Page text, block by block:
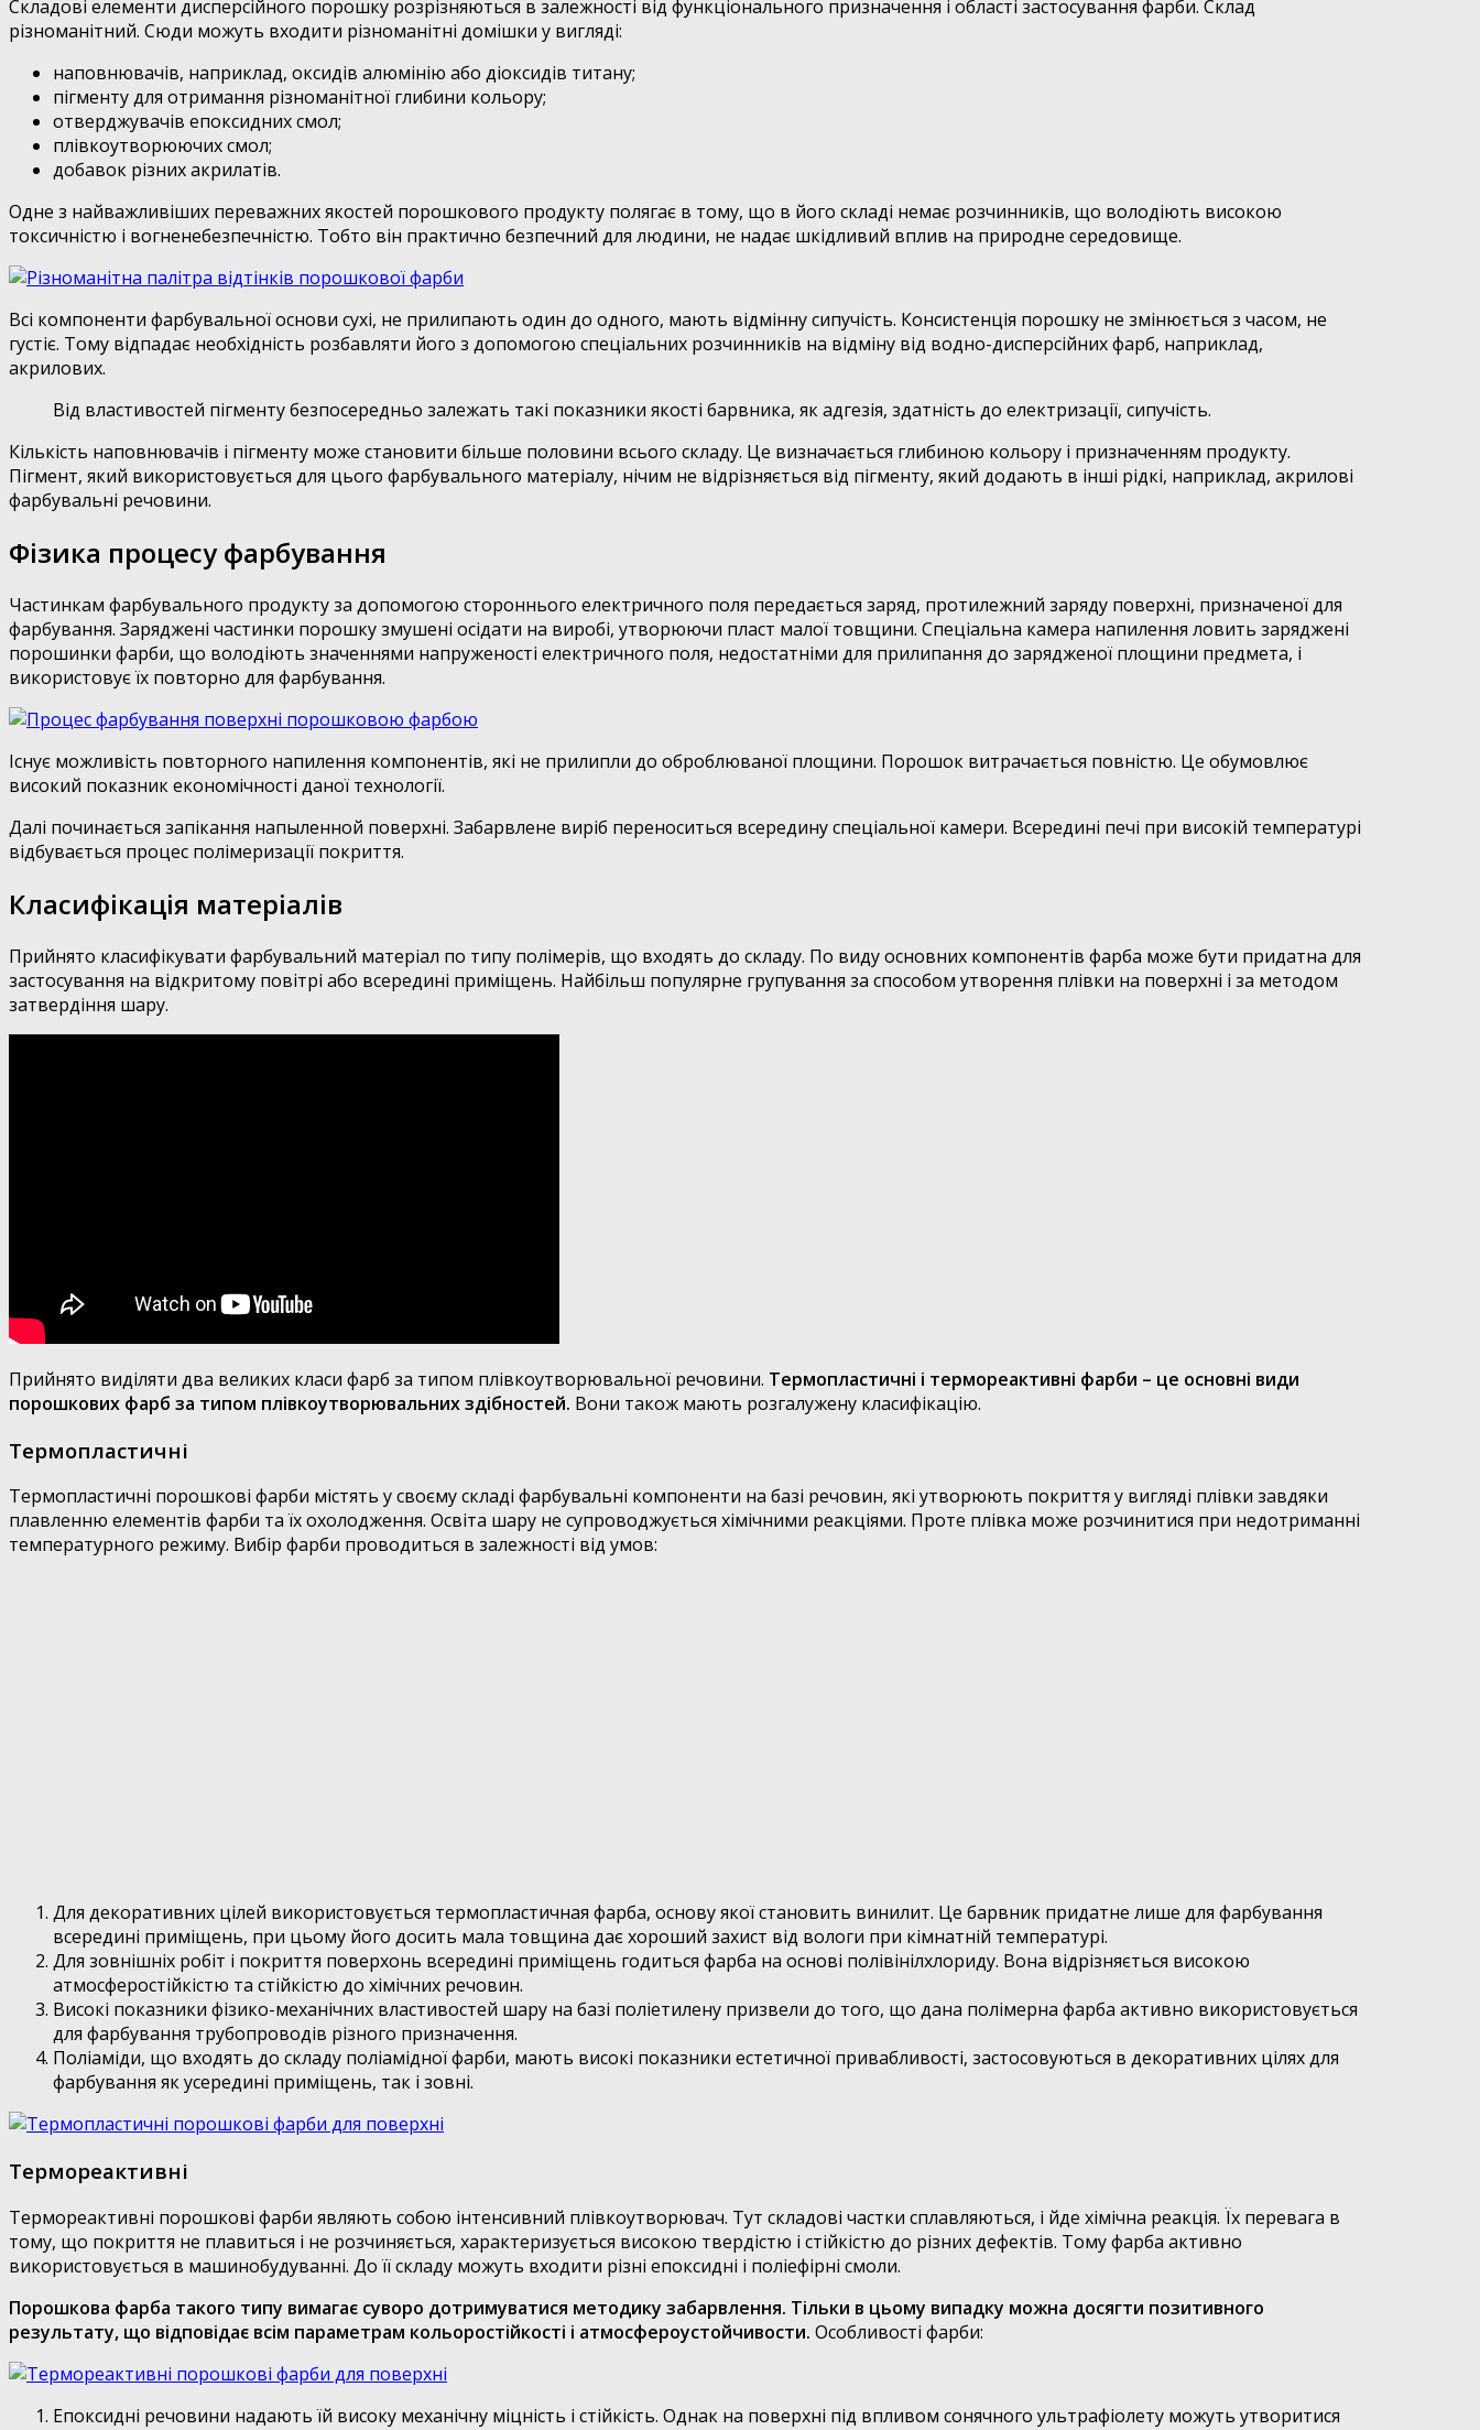
Складові елементи дисперсійного порошку розрізняються в залежності від функціонального призначення і області застосування фарби. Склад
різноманітний. Сюди можуть входити різноманітні домішки у вигляді:
наповнювачів, наприклад, оксидів алюмінію або діоксидів титану;
пігменту для отримання різноманітної глибини кольору;
отверджувачів епоксидних смол;
плівкоутворюючих смол;
добавок різних акрилатів.
Одне з найважливіших переважних якостей порошкового продукту полягає в тому, що в його складі немає розчинників, що володіють високою
токсичністю і вогненебезпечністю. Тобто він практично безпечний для людини, не надає шкідливий вплив на природне середовище.
Всі компоненти фарбувальної основи сухі, не прилипають один до одного, мають відмінну сипучість. Консистенція порошку не змінюється з часом, не
густіє. Тому відпадає необхідність розбавляти його з допомогою спеціальних розчинників на відміну від водно-дисперсійних фарб, наприклад,
акрилових.
Від властивостей пігменту безпосередньо залежать такі показники якості барвника, як адгезія, здатність до електризації, сипучість.
Кількість наповнювачів і пігменту може становити більше половини всього складу. Це визначається глибиною кольору і призначенням продукту.
Пігмент, який використовується для цього фарбувального матеріалу, нічим не відрізняється від пігменту, який додають в інші рідкі, наприклад, акрилові
фарбувальні речовини.
Фізика процесу фарбування
Частинкам фарбувального продукту за допомогою стороннього електричного поля передається заряд, протилежний заряду поверхні, призначеної для
фарбування. Заряджені частинки порошку змушені осідати на виробі, утворюючи пласт малої товщини. Спеціальна камера напилення ловить заряджені
порошинки фарби, що володіють значеннями напруженості електричного поля, недостатніми для прилипання до зарядженої площини предмета, і
використовує їх повторно для фарбування.
Існує можливість повторного напилення компонентів, які не прилипли до оброблюваної площини. Порошок витрачається повністю. Це обумовлює
високий показник економічності даної технології.
Далі починається запікання напыленной поверхні. Забарвлене виріб переноситься всередину спеціальної камери. Всередині печі при високій температурі
відбувається процес полімеризації покриття.
Класифікація матеріалів
Прийнято класифікувати фарбувальний матеріал по типу полімерів, що входять до складу. По виду основних компонентів фарба може бути придатна для
застосування на відкритому повітрі або всередині приміщень. Найбільш популярне групування за способом утворення плівки на поверхні і за методом
затвердіння шару.
Прийнято виділяти два великих класи фарб за типом плівкоутворювальної речовини. Термопластичні і термореактивні фарби – це основні види
порошкових фарб за типом плівкоутворювальних здібностей. Вони також мають розгалужену класифікацію.
Термопластичні
Термопластичні порошкові фарби містять у своєму складі фарбувальні компоненти на базі речовин, які утворюють покриття у вигляді плівки завдяки
плавленню елементів фарби та їх охолодження. Освіта шару не супроводжується хімічними реакціями. Проте плівка може розчинитися при недотриманні
температурного режиму. Вибір фарби проводиться в залежності від умов:
Для декоративних цілей використовується термопластичная фарба, основу якої становить винилит. Це барвник придатне лише для фарбування
всередині приміщень, при цьому його досить мала товщина дає хороший захист від вологи при кімнатній температурі.
Для зовнішніх робіт і покриття поверхонь всередині приміщень годиться фарба на основі полівінілхлориду. Вона відрізняється високою
атмосферостійкістю та стійкістю до хімічних речовин.
Високі показники фізико-механічних властивостей шару на базі поліетилену призвели до того, що дана полімерна фарба активно використовується
для фарбування трубопроводів різного призначення.
Поліаміди, що входять до складу поліамідної фарби, мають високі показники естетичної привабливості, застосовуються в декоративних цілях для
фарбування як усередині приміщень, так і зовні.
Термореактивні
Термореактивні порошкові фарби являють собою інтенсивний плівкоутворювач. Тут складові частки сплавляються, і йде хімічна реакція. Їх перевага в
тому, що покриття не плавиться і не розчиняється, характеризується високою твердістю і стійкістю до різних дефектів. Тому фарба активно
використовується в машинобудуванні. До її складу можуть входити різні епоксидні і поліефірні смоли.
Порошкова фарба такого типу вимагає суворо дотримуватися методику забарвлення. Тільки в цьому випадку можна досягти позитивного
результату, що відповідає всім параметрам кольоростійкості і атмосфероустойчивости. Особливості фарби:
Епоксидні речовини надають їй високу механічну міцність і стійкість. Однак на поверхні під впливом сонячного ультрафіолету можуть утворитися